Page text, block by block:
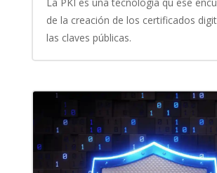
de la creación de los certificados
las claves públicas.